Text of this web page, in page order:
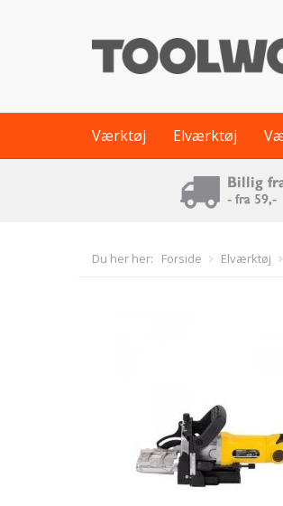
Værktøj Elværktøj
Du her her: Forside Elværktøj